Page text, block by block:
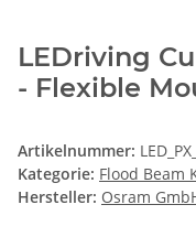
LEDriving
- Flexible
Artikelnummer:
Kategorie: Flood Beam
Hersteller: Osram